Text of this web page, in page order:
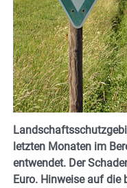
letzten Monaten im
entwendet. Der
Euro. Hinweise auf die